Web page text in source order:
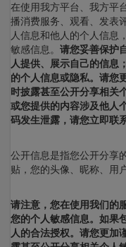
在使用我方平台、我方平
播消费服务、观看、发表
人信息和他人的个人信息
敏感信息。 请您妥善保护
人提供、展示自己的信息
的个人信息或隐私。请您
时披露甚至公开分享相关
或您提供的内容涉及他人
码发生泄露，请您立即联
公开信息是指您公开分享
贴，您的头像、昵称、用
请注意，您在使用我们的
您的个人敏感信息。如果
人的合法授权。请您更加